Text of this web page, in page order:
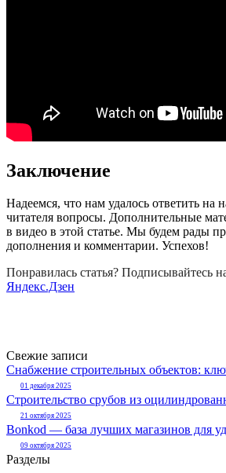
Заключение
Надеемся, что нам удалось ответить на
читателя вопросы. Дополнительные
в видео в этой статье. Мы будем рады
дополнения и комментарии. Успехов!
Понравилась статья? Подписывайтесь
Яндекс.Дзен
Свежие записи
Снабжение строительных объектов:
01 декабря 2025
Строительство срубов из
21 октября 2025
Bonkod — база лучших магазинов для
09 октября 2025
Разделы